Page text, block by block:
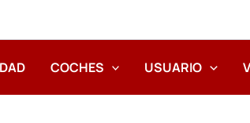
COCHES USUARIO